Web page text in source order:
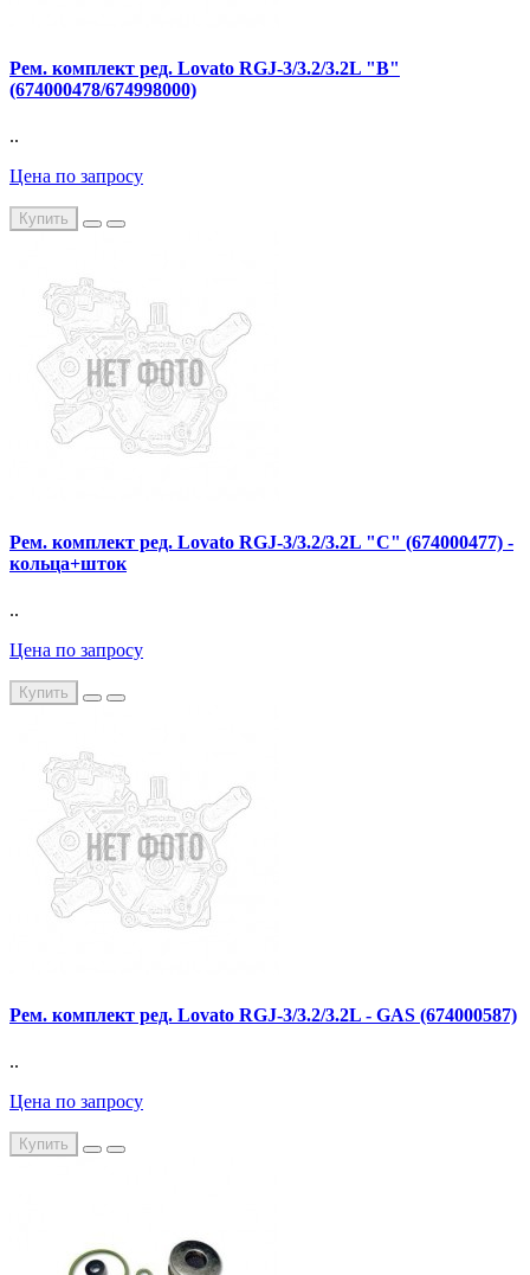
Рем. комплект ред. Lovato RGJ-3/3.2/3.2L "В"
(674000478/674998000)
..
Цена по запросу
Купить
Рем. комплект ред. Lovato RGJ-3/3.2/3.2L "С" (674000477) -
кольца+шток
..
Цена по запросу
Купить
Рем. комплект ред. Lovato RGJ-3/3.2/3.2L - GAS (674000587)
..
Цена по запросу
Купить